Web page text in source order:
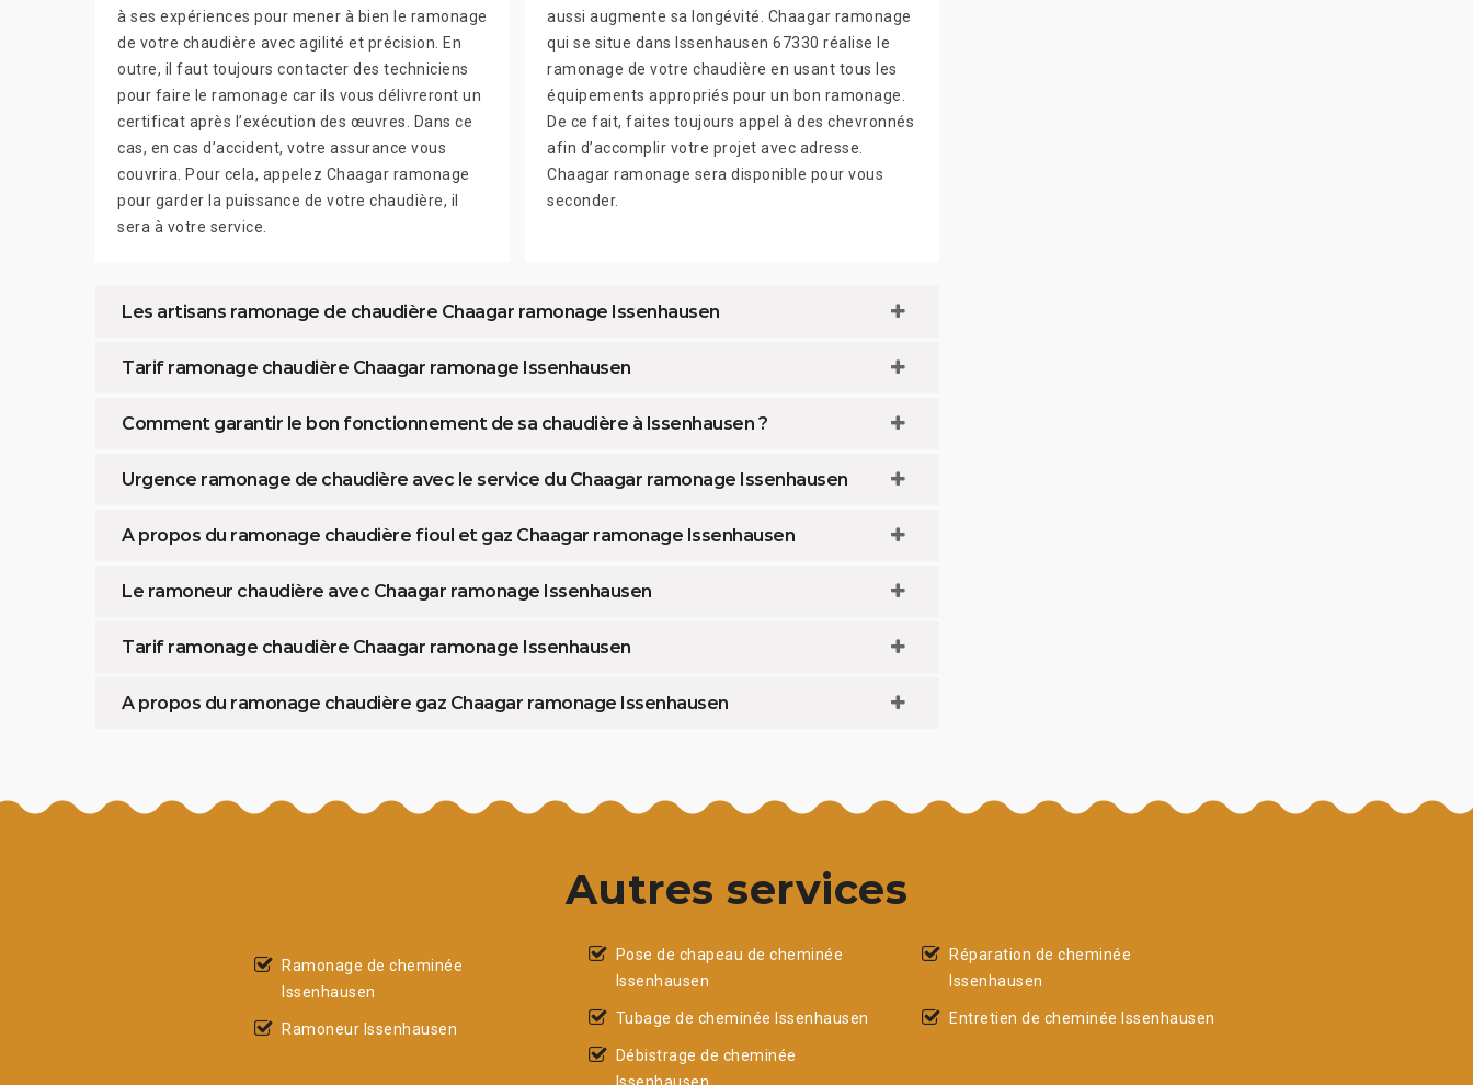
à ses expériences pour mener à bien le ramonage
de votre chaudière avec agilité et précision. En
outre, il faut toujours contacter des techniciens
pour faire le ramonage car ils vous délivreront un
certificat après l’exécution des œuvres. Dans ce
cas, en cas d’accident, votre assurance vous
couvrira. Pour cela, appelez Chaagar ramonage
pour garder la puissance de votre chaudière, il
sera à votre service.
aussi augmente sa longévité. Chaagar ramonage
qui se situe dans Issenhausen 67330 réalise le
ramonage de votre chaudière en usant tous les
équipements appropriés pour un bon ramonage.
De ce fait, faites toujours appel à des chevronnés
afin d’accomplir votre projet avec adresse.
Chaagar ramonage sera disponible pour vous
seconder.
Les artisans ramonage de chaudière Chaagar ramonage Issenhausen
Tarif ramonage chaudière Chaagar ramonage Issenhausen
Comment garantir le bon fonctionnement de sa chaudière à Issenhausen ?
Urgence ramonage de chaudière avec le service du Chaagar ramonage Issenhausen
A propos du ramonage chaudière fioul et gaz Chaagar ramonage Issenhausen
Le ramoneur chaudière avec Chaagar ramonage Issenhausen
Tarif ramonage chaudière Chaagar ramonage Issenhausen
A propos du ramonage chaudière gaz Chaagar ramonage Issenhausen
Autres services
Ramonage de cheminée
Issenhausen
Ramoneur Issenhausen
Pose de chapeau de cheminée
Issenhausen
Tubage de cheminée Issenhausen
Débistrage de cheminée
Issenhausen
Réparation de cheminée
Issenhausen
Entretien de cheminée Issenhausen